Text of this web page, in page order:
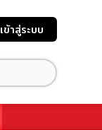
เข้าสู่ระบบ